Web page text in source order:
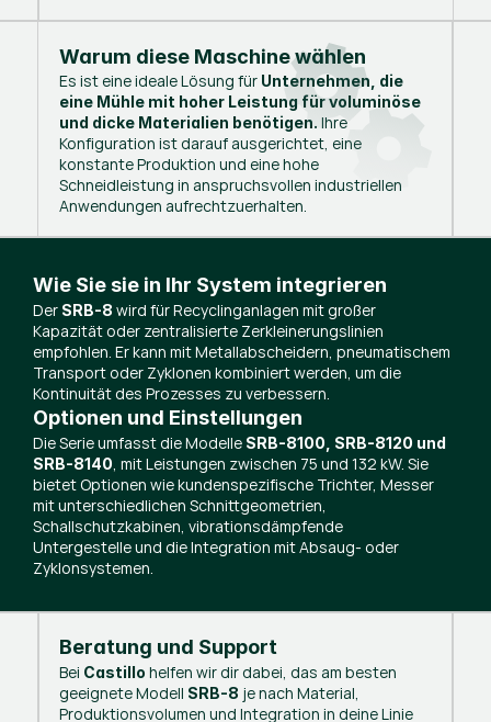
Wie Sie sie in Ihr System integrieren
Der SRB-8 wird für Recyclinganlagen mit großer
Kapazität oder zentralisierte Zerkleinerungslinien
empfohlen. Er kann mit Metallabscheidern, pneumatischem
Transport oder Zyklonen kombiniert werden, um die
Kontinuität des Prozesses zu verbessern.
Optionen und Einstellungen
Die Serie umfasst die Modelle SRB-8100, SRB-8120 und
SRB-8140, mit Leistungen zwischen 75 und 132 kW. Sie
bietet Optionen wie kundenspezifische Trichter, Messer
mit unterschiedlichen Schnittgeometrien,
Schallschutzkabinen, vibrationsdämpfende
Untergestelle und die Integration mit Absaug- oder
Zyklonsystemen.
Beratung und Support
Bei Castillo helfen wir dir dabei, das am besten
geeignete Modell SRB-8 je nach Material,
Produktionsvolumen und Integration in deine Linie
Warum diese Maschine wählen
Es ist eine ideale Lösung für Unternehmen, die
eine Mühle mit hoher Leistung für voluminöse
und dicke Materialien benötigen. Ihre
Konfiguration ist darauf ausgerichtet, eine
konstante Produktion und eine hohe
Schneidleistung in anspruchsvollen industriellen
Anwendungen aufrechtzuerhalten.